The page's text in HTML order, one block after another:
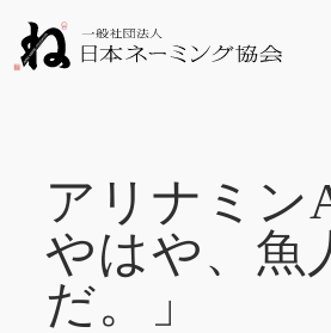
アリナミン
やはや、魚
だ。」